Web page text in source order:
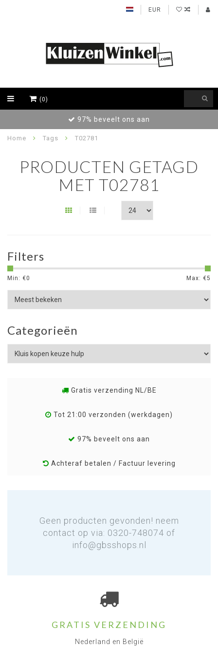
EUR
(0)
97% beveelt ons aan
Home Tags T02781
PRODUCTEN GETAGD
MET T02781
Filters
Min: €0 Max: €5
Categorieën
Gratis verzending NL/BE
Tot 21:00 verzonden (werkdagen)
97% beveelt ons aan
Achteraf betalen / Factuur levering
Geen producten gevonden! neem
contact op via: 0320-748074 of
info@gbsshops.nl
GRATIS VERZENDING
Nederland en België